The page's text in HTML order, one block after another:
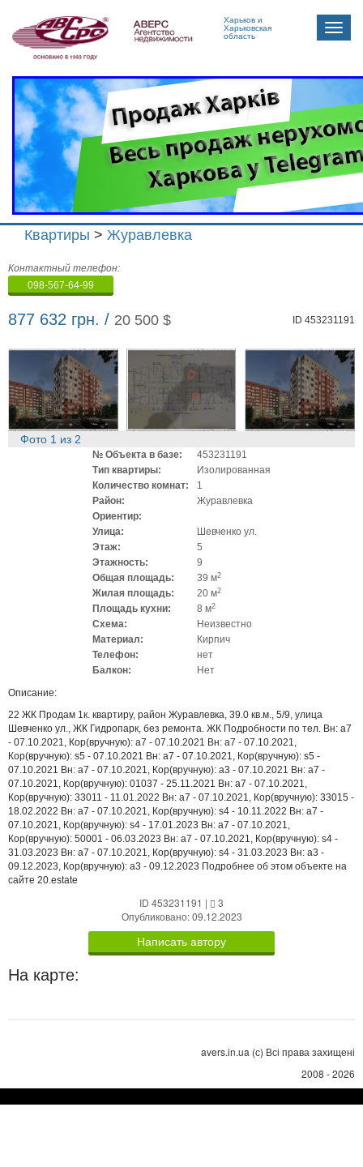
Харьков и
Харьковская
область
Toggle
Квартиры > Журавлевка
Агенство
недвижимости
"Аверс"
Контактный телефон:
098-567-64-99
877 632 грн. / 20 500 $ ID 453231191
Фото 1 из 2
№ Объекта в базе:
453231191
Тип квартиры:
Изолированная
Количество комнат:
1
Район:
Журавлевка
Ориентир:
Улица:
Шевченко ул.
Этаж:
5
Этажность:
9
Общая площадь:
39 м2
Жилая площадь: 20 м2
Площадь кухни: 8 м2
Схема:
Неизвестно
Материал:
Кирпич
Телефон:
нет
Балкон:
Нет
Описание:
22 ЖК Продам 1к. квартиру, район Журавлевка, 39.0 кв.м., 5/9, улица
Шевченко ул., ЖК Гидропарк, без ремонта. ЖК Подробности по тел. Вн: a7
- 07.10.2021, Кор(вручную): a7 - 07.10.2021 Вн: a7 - 07.10.2021,
Кор(вручную): s5 - 07.10.2021 Вн: a7 - 07.10.2021, Кор(вручную): s5 -
07.10.2021 Вн: a7 - 07.10.2021, Кор(вручную): a3 - 07.10.2021 Вн: a7 -
07.10.2021, Кор(вручную): 01037 - 25.11.2021 Вн: a7 - 07.10.2021,
Кор(вручную): 33011 - 11.01.2022 Вн: a7 - 07.10.2021, Кор(вручную): 33015 -
18.02.2022 Вн: a7 - 07.10.2021, Кор(вручную): s4 - 10.11.2022 Вн: a7 -
07.10.2021, Кор(вручную): s4 - 17.01.2023 Вн: a7 - 07.10.2021,
Кор(вручную): 50001 - 06.03.2023 Вн: a7 - 07.10.2021, Кор(вручную): s4 -
31.03.2023 Вн: a7 - 07.10.2021, Кор(вручную): s4 - 31.03.2023 Вн: a3 -
09.12.2023, Кор(вручную): a3 - 09.12.2023 Подробнее об этом объекте на
сайте 20.estate
ID 453231191 |
3
Опубликовано: 09.12.2023
Написать автору
На карте:
avers.in.ua (с) Всі права захищені
2008 - 2026